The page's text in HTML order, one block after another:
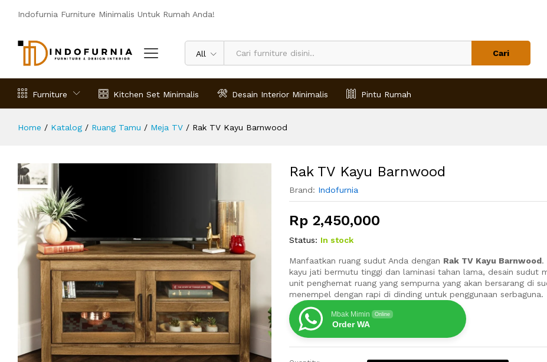
Indofurnia Furniture Minimalis Untuk Rumah Anda!
All Cari
Furniture Kitchen Set Minimalis Desain Interior Minimalis Pintu Rumah
Home / Katalog / Ruang Tamu / Meja TV / Rak TV Kayu Barnwood
Rak TV Kayu Barnwood
Brand: Indofurnia
Rp2,450,000
Status: In stock
Manfaatkan ruang sudut Anda dengan Rak TV Kayu Barnwood.
kayu jati bermutu tinggi dan laminasi tahan lama, desain sudut
unit penghemat ruang yang sempurna yang akan bersarang di
menempel dengan rapi di dinding untuk penggunaan serbaguna.
Mbak Mimin Online
Order WA
Deskripsi Spesifikasi Ulasan (0)